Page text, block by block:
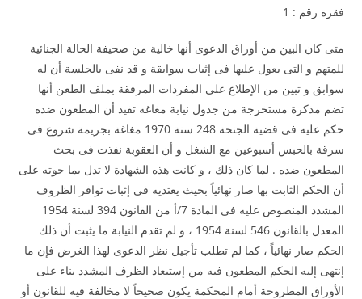
فقرة رقم : 1
متى كان البين من أوراق الدعوى أنها خالية من صحيفة الحالة الجنائية
للمتهم و التى يعول عليها فى إثبات سوابقة و قد نفى بالجلسة أن له
سوابق و تبين من الإطلاع على المفردات المرفقة بملف الطعن أنها
تضم مذكرة مستخرجة من جدول نيابة مغاغه تفيد أن المطعون ضده
حكم عليه فى قضية الجنحة 248 سنة 1970 مغاغة بجريمة شروع فى
سرقة بالحبس أسبوعين مع الشغل و أن العقوبة نفذت فى بحث
المطعون ضده . لما كان ذلك ، و كانت هذه الشهادة لا تدل بما حوته على
أن الحكم الثابت بها صار نهائياً بحيث يعتديه فى إثبات توافر الظروف
المشدد المنصوص عليه فى المادة 7/أ من القانون 394 لسنة 1954
المعدل بالقانون 546 لسنة 1954 ، و لم تقدم النيابة ما يثبت أن ذلك
الحكم صار نهائياً ، كما لم تطلب تأجيل نظر الدعوى لهذا الغرض فإن ما
إنتهى إليه الحكم المطعون فيه من إستبعاد الظرف المشدد بناء على
الأوراق المطروحة أمام المحكمة يكون صحيحاً لا مخالفة فيه للقانون أو